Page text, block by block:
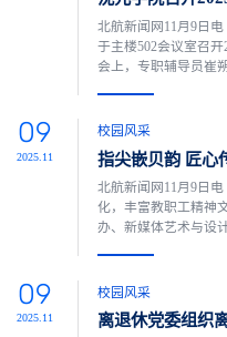
北航新闻网11月9日
于主楼502会议室召开
会上，专职辅导员崔
立”、坚决做到“两个
精神作为当前和今后
09
2025.11
校园风采
北航新闻网11月9日
化，丰富教职工精神
办、新媒体艺术与设
独特魅力。专业引领
计学院工会副主席向
源与...
09
2025.11
校园风采